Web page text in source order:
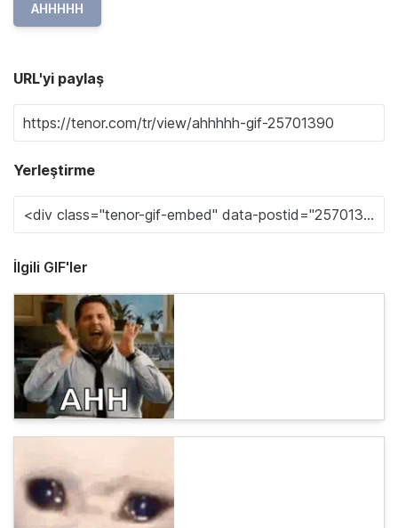
AHHHHH
URL'yi paylaş
Yerleştirme
İlgili GIF'ler